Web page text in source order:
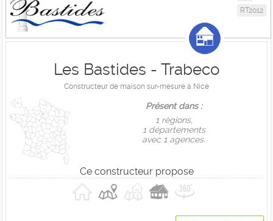
RT2012
Les Bastides - Trabeco
Constructeur de maison sur-mesure à Nice
Présent dans :
1 règions,
1 départements
avec 1 agences.
Ce constructeur propose